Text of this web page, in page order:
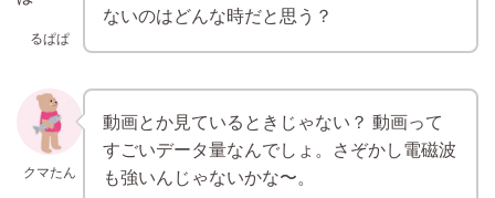
るぱぱ
ないのはどんな時だと思う？
クマたん
動画とか見ているときじゃない？ 動画って
すごいデータ量なんでしょ。さぞかし電磁波
も強いんじゃないかな〜。